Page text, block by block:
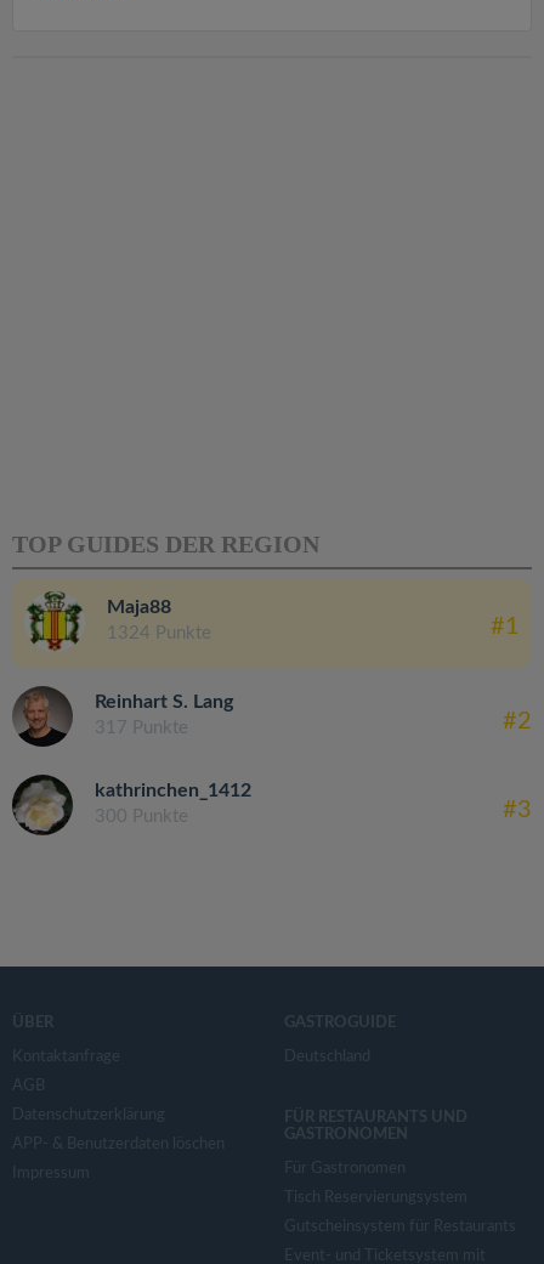
TOP GUIDES DER REGION
Maja88
1324 Punkte #1
Reinhart S. Lang
317 Punkte #2
kathrinchen_1412
300 Punkte #3
ÜBER
Kontaktanfrage
AGB
Datenschutzerklärung
APP- & Benutzerdaten löschen
Impressum
GASTROGUIDE
Deutschland
FÜR RESTAURANTS UND
GASTRONOMEN
Für Gastronomen
Tisch Reservierungsystem
Gutscheinsystem für Restaurants
Event- und Ticketsystem mit